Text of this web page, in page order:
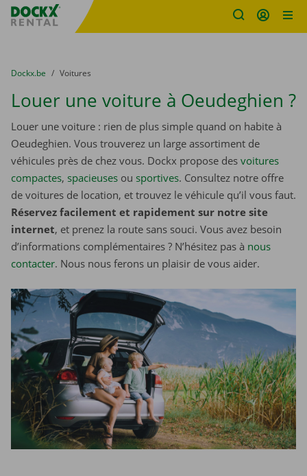
sitename
You are here:
du
Dockx.be to
Voitures
Louer une voiture à Oeudeghien ?
Louer une voiture : rien de plus simple quand on habite à
Oeudeghien. Vous trouverez un large assortiment de
véhicules près de chez vous. Dockx propose des voitures
compactes, spacieuses ou sportives. Consultez notre offre
de voitures de location, et trouvez le véhicule qu’il vous faut.
Réservez facilement et rapidement sur notre site
internet, et prenez la route sans souci. Vous avez besoin
d’informations complémentaires ? N’hésitez pas à nous
contacter. Nous nous ferons un plaisir de vous aider.